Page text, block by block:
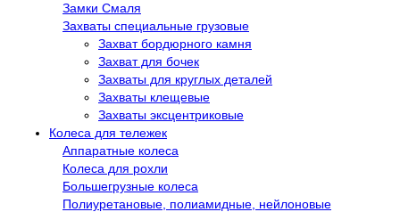
Замки Смаля
Захваты специальные грузовые
Захват бордюрного камня
Захват для бочек
Захваты для круглых деталей
Захваты клещевые
Захваты эксцентриковые
Колеса для тележек
Аппаратные колеса
Колеса для рохли
Большегрузные колеса
Полиуретановые, полиамидные, нейлоновые